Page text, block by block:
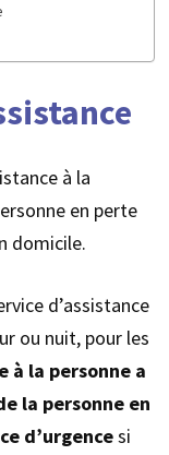
à la
en perte
domicile.
d’assistance
ou nuit, pour les
à la personne a
la personne en
d’urgencesi